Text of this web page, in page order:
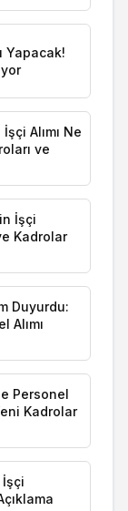
Yapacak!
Alımı Ne
ve
İşçi
Kadrolar
Duyurdu:
Alımı
Personel
Kadrolar
İşçi